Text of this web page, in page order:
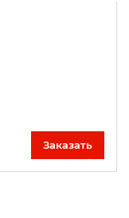
Заказать